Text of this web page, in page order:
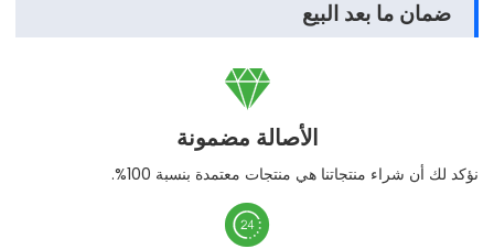
ضمان ما بعد البيع

الأصالة مضمونة
نؤكد لك أن شراء منتجاتنا هي منتجات معتمدة بنسبة 100%.
